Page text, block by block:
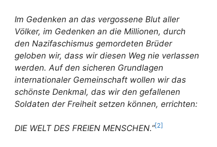
Im Gedenken an das vergossene Blut aller
Völker, im Gedenken an die Millionen, durch
den Nazifaschismus gemordeten Brüder
geloben wir, dass wir diesen Weg nie verlassen
werden. Auf den sicheren Grundlagen
internationaler Gemeinschaft wollen wir das
schönste Denkmal, das wir den gefallenen
Soldaten der Freiheit setzen können, errichten:
DIE WELT DES FREIEN MENSCHEN.”[2]